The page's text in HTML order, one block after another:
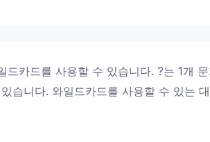
드카드를 사용할 수 있습니다. ?는 1개
습니다. 와일드카드를 사용할 수 있는